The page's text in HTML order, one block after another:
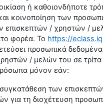
ή καθοιονδήποτε
κοινοποίηση των
επισκεπτών / χρηστών /
φορέα. Το https://eclass.
προσωπικά
/ μελών του σε τρίτα
μόνον εάν:
των
για τη διοχέτευση